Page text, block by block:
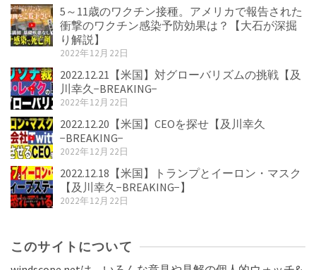
5～11歳のワクチン接種。アメリカで報告された
衝撃のワクチン感染予防効果は？【大石が深掘
り解説】
2022年12月22日
2022.12.21【米国】対グローバリズムの挑戦【及
川幸久−BREAKING−
2022年12月22日
2022.12.20【米国】CEOを探せ【及川幸久
−BREAKING−
2022年12月22日
2022.12.18【米国】トランプとイーロン・マスク
【及川幸久−BREAKING−】
2022年12月22日
このサイトについて